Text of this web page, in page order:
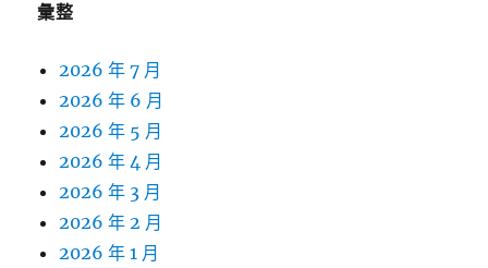
彙整
2026 年 7 月
2026 年 6 月
2026 年 5 月
2026 年 4 月
2026 年 3 月
2026 年 2 月
2026 年 1 月